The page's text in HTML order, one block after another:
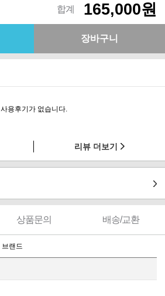
165,000원
합계
사용후기가 없습니다.
리뷰 더보기
상품문의 배송/교환